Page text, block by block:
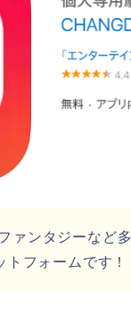
ファンタジーなど
フォームです！